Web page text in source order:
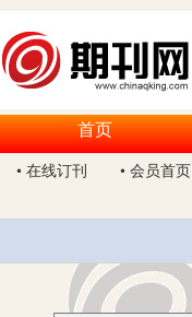
首页
• 在线订刊 • 会员首页